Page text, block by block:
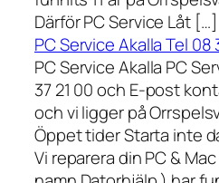
Därför PC Service Låt […]
PC Service Akalla Tel 08
PC Service Akalla PC
37 21 00 och E-post
och vi ligger på
Öppet tider Starta inte
Vi reparera din PC &